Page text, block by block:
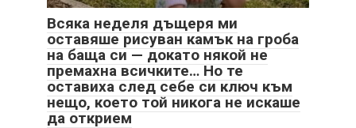
Всяка неделя дъщеря ми
оставяше рисуван камък на гроба
на баща си — докато някой не
премахна всичките… Но те
оставиха след себе си ключ към
нещо, което той никога не искаше
да открием